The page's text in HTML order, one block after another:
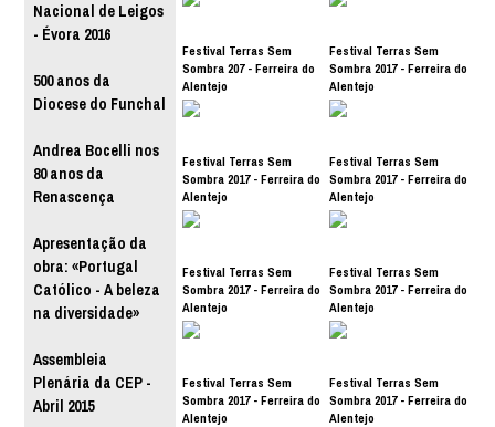
Nacional de Leigos
- Évora 2016
500 anos da
Diocese do Funchal
Andrea Bocelli nos
80 anos da
Renascença
Apresentação da
obra: «Portugal
Católico - A beleza
na diversidade»
Assembleia
Plenária da CEP -
Abril 2015
Festival Terras Sem
Sombra 207 - Ferreira do
Alentejo
Festival Terras Sem
Sombra 2017 - Ferreira do
Alentejo
Festival Terras Sem
Sombra 2017 - Ferreira do
Alentejo
Festival Terras Sem
Sombra 2017 - Ferreira do
Alentejo
Festival Terras Sem
Sombra 2017 - Ferreira do
Alentejo
Festival Terras Sem
Sombra 2017 - Ferreira do
Alentejo
Festival Terras Sem
Sombra 2017 - Ferreira do
Alentejo
Festival Terras Sem
Sombra 2017 - Ferreira do
Alentejo